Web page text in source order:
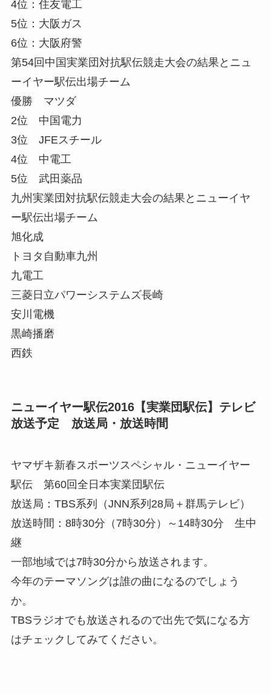
4位：住友電工
5位：大阪ガス
6位：大阪府警
第54回中国実業団対抗駅伝競走大会の結果とニュ
ーイヤー駅伝出場チーム
優勝 マツダ
2位 中国電力
3位 JFEスチール
4位 中電工
5位 武田薬品
九州実業団対抗駅伝競走大会の結果とニューイヤ
ー駅伝出場チーム
旭化成
トヨタ自動車九州
九電工
三菱日立パワーシステムズ長崎
安川電機
黒崎播磨
西鉄
ニューイヤー駅伝2016【実業団駅伝】テレビ
放送予定 放送局・放送時間
ヤマザキ新春スポーツスペシャル・ニューイヤー
駅伝 第60回全日本実業団駅伝
放送局：TBS系列（JNN系列28局＋群馬テレビ）
放送時間：8時30分（7時30分）～14時30分 生中
継
一部地域では7時30分から放送されます。
今年のテーマソングは誰の曲になるのでしょう
か。
TBSラジオでも放送されるので出先で気になる方
はチェックしてみてください。